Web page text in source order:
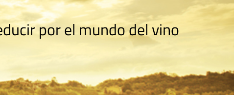
por el mundo del vino